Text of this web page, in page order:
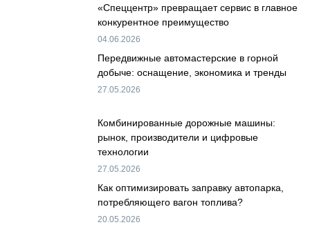
«Спеццентр» превращает сервис в главное
конкурентное преимущество
04.06.2026
Передвижные автомастерские в горной
добыче: оснащение, экономика и тренды
27.05.2026
Комбинированные дорожные машины:
рынок, производители и цифровые
технологии
27.05.2026
Как оптимизировать заправку автопарка,
потребляющего вагон топлива?
20.05.2026